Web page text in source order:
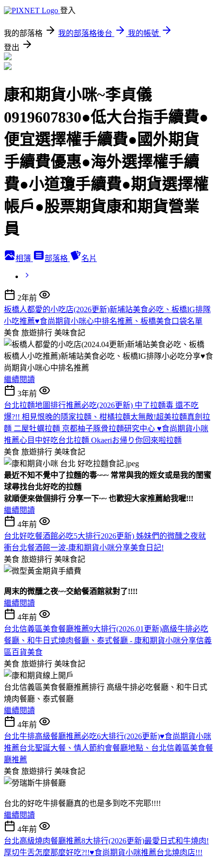
登入
我的部落格 我的部落格後台
我的帳號
登出
康和期貨小咪~李貞儀
0919607830●低大台指手續費●
便宜選擇權手續費●國外期貨
手續費優惠●海外選擇權手續
費●小道瓊手續費●期貨選擇權
帳戶●股票期貨康和期貨營業
員
相簿 部落格 名片
2年前
板橋人都愛的小吃店(2026更新)新埔站美食必吃、板橋IG排隊
小吃推薦♥食尚期貨小咪心中排名推薦、板橋美食口袋名單
美食 旅遊排行 美味食記
板橋人小吃推薦)新埔站美食必吃、板橋IG排隊小必吃分享♥食
尚期貨小咪心中排名推薦
繼續閱讀
3年前
台北拉麵地圖排行推薦必吃(2026更新) 中了拉麵毒 還不吃
爆?!! 相見恨晚的隱家拉麵、柑橘拉麵太無敵!超美拉麵真劍拉
麵 二屋牡蠣拉麵 京都柚子豚骨拉麵研究中心 ♥食尚期貨小咪
推薦心目中好吃台北拉麵 Okaeriお帰り你回來啦拉麵
美食 旅遊排行 美味食記
最近不知不覺中了拉麵的毒~~~ 常常與我的姪女或是我的閨蜜
球尋找台北好吃的拉麵
就順便來做個排行 分享一下~~ 也歡迎大家推薦給我喔!!!
繼續閱讀
4年前
台北好吃餐酒館必吃5大排行2026更新) 姊妹們的微醺之夜就
衝台北餐酒館一波-康和期貨小咪分享美食日記!
美食 旅遊排行 美味食記
周末的微醺之夜~~交給餐酒館就對了!!!!
繼續閱讀
4年前
台北信義區美食餐廳推薦9大排行(2026.01更新)高級牛排必吃
餐廳、和牛日式燒肉餐廳、泰式餐廳 - 康和期貨小咪分享信義
區百貨美食
美食 旅遊排行 美味食記
台北信義區美食餐廳推薦排行 高級牛排必吃餐廳、和牛日式
燒肉餐廳、泰式餐廳
繼續閱讀
4年前
台北牛排高級餐廳推薦必吃6大排行(2026更新)♥食尚期貨小咪
推薦台北聖誕大餐、情人節約會餐廳地點、台北信義區美食餐
廳推薦
美食 旅遊排行 美味食記
台北的好吃牛排餐廳真的也是多到吃不完耶!!!!
繼續閱讀
4年前
台北高級燒肉餐廳推薦8大排行(2026更新)最愛日式和牛燒肉!
厚切牛舌怎麼那麼好吃?!!♥食尚期貨小咪推薦台北燒肉店!!!